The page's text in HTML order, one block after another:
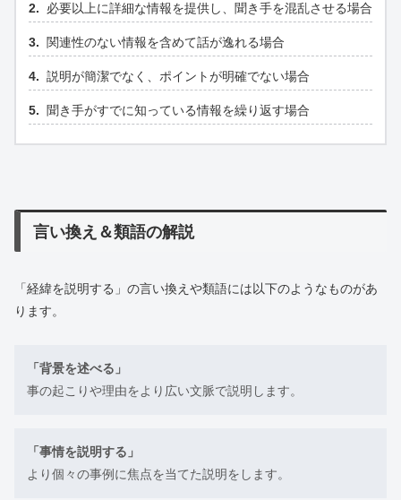
必要以上に詳細な情報を提供し、聞き手を混乱させる場合
関連性のない情報を含めて話が逸れる場合
説明が簡潔でなく、ポイントが明確でない場合
聞き手がすでに知っている情報を繰り返す場合
言い換え＆類語の解説
「経緯を説明する」の言い換えや類語には以下のようなものがあ
ります。
「背景を述べる」
事の起こりや理由をより広い文脈で説明します。
「事情を説明する」
より個々の事例に焦点を当てた説明をします。